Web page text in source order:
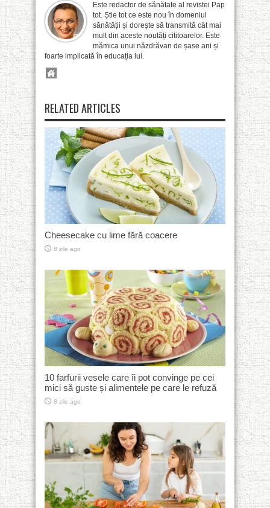
Este redactor de sănătate al revistei Pap
tot. Știe tot ce este nou în domeniul
sănătății și dorește să transmită cât mai
mult din aceste noutăți cititoarelor. Este
mămica unui năzdrăvan de șase ani și
foarte implicată în educația lui.
RELATED ARTICLES
Cheesecake cu lime fără coacere
8 zile ago
10 farfurii vesele care îi pot convinge pe cei
mici să guste și alimentele pe care le refuză
8 zile ago